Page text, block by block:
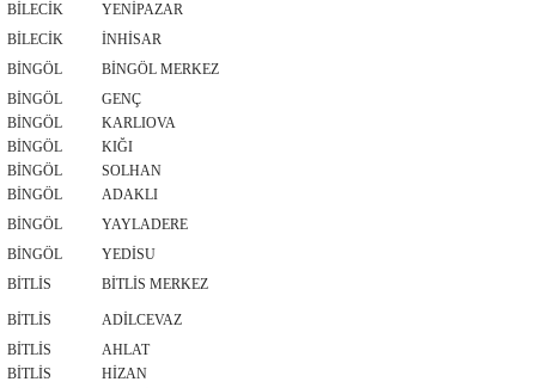
BİLECİK
YENİPAZAR
BİLECİK
İNHİSAR
BİNGÖL
BİNGÖL MERKEZ
BİNGÖL
GENÇ
BİNGÖL
KARLIOVA
BİNGÖL
KIĞI
BİNGÖL
SOLHAN
BİNGÖL
ADAKLI
BİNGÖL
YAYLADERE
BİNGÖL
YEDİSU
BİTLİS
BİTLİS MERKEZ
BİTLİS
ADİLCEVAZ
BİTLİS
AHLAT
BİTLİS
HİZAN